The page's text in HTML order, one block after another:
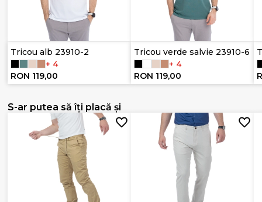
Tricou alb 23910-2
+ 4
RON 119,00
Tricou verde salvie 23910-6
+ 4
RON 119,00
S-ar putea să îți placă și